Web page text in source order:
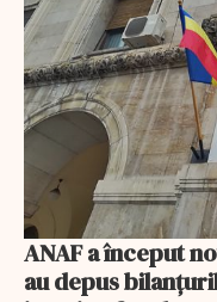
ANAF a început
au depus